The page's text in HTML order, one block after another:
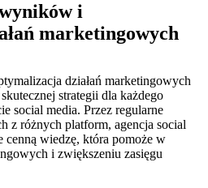
i
marketingowych
działań‌ marketingowych
strategii dla każdego
social media. Przez regularne
z⁤ różnych ​platform, agencja social
cenną wiedzę,‍ która pomoże w
i zwiększeniu zasięgu